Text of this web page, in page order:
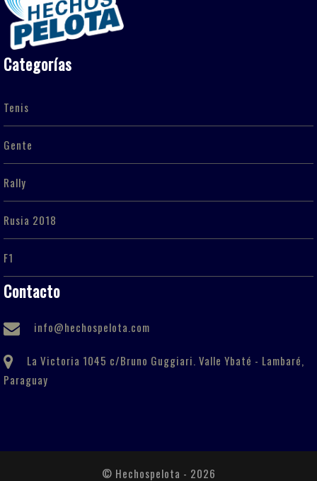
Categorías
Tenis
Gente
Rally
Rusia 2018
F1
Contacto
info@hechospelota.com
La Victoria 1045 c/Bruno Guggiari. Valle Ybaté - Lambaré,
Paraguay
© Hechospelota - 2026